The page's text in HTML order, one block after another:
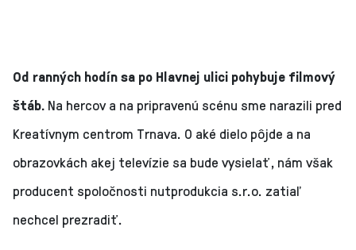
Od ranných hodín sa po Hlavnej ulici pohybuje filmový
štáb. Na hercov a na pripravenú scénu sme narazili pred
Kreatívnym centrom Trnava. O aké dielo pôjde a na
obrazovkách akej televízie sa bude vysielať, nám však
producent spoločnosti nutprodukcia s.r.o. zatiaľ
nechcel prezradiť.